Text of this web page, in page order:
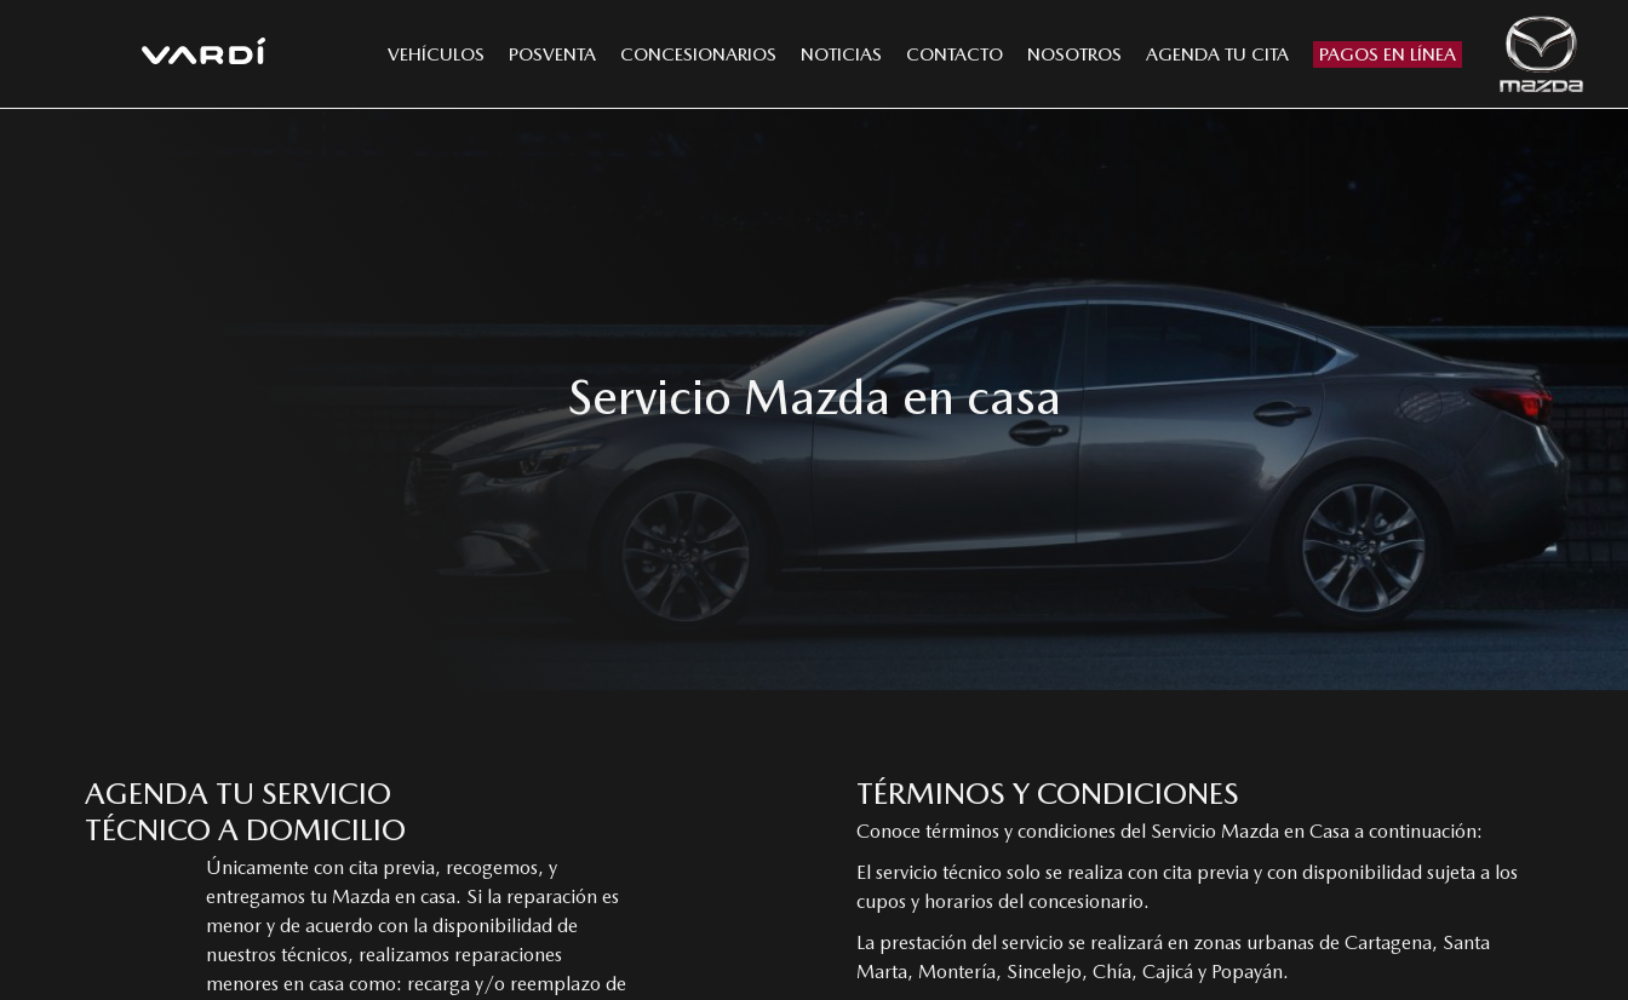
VEHÍCULOS POSVENTA CONCESIONARIOS NOTICIAS CONTACTO NOSOTROS AGENDA TU CITA PAGOS EN LÍNEA
Servicio Mazda en casa
AGENDA TU SERVICIO
TÉCNICO A DOMICILIO
Únicamente con cita previa, recogemos, y
entregamos tu Mazda en casa. Si la reparación es
menor y de acuerdo con la disponibilidad de
nuestros técnicos, realizamos reparaciones
menores en casa como: recarga y/o reemplazo de
TÉRMINOS Y CONDICIONES
Conoce términos y condiciones del Servicio Mazda en Casa a continuación:
El servicio técnico solo se realiza con cita previa y con disponibilidad sujeta a los
cupos y horarios del concesionario.
La prestación del servicio se realizará en zonas urbanas de Cartagena, Santa
Marta, Montería, Sincelejo, Chía, Cajicá y Popayán.